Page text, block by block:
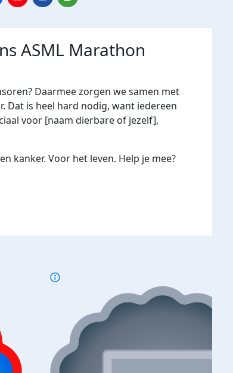
ASML Marathon
Daarmee zorgen we samen met
Dat is heel hard nodig, want iedereen
voor [naam dierbare of jezelf],
kanker. Voor het leven. Help je mee?